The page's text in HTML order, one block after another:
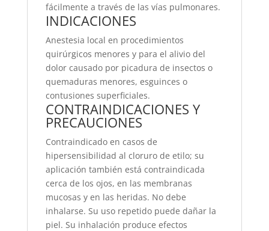
fácilmente a través de las vías pulmonares.
INDICACIONES
Anestesia local en procedimientos
quirúrgicos menores y para el alivio del
dolor causado por picadura de insectos o
quemaduras menores, esguinces o
contusiones superficiales.
CONTRAINDICACIONES Y
PRECAUCIONES
Contraindicado en casos de
hipersensibilidad al cloruro de etilo; su
aplicación también está contraindicada
cerca de los ojos, en las membranas
mucosas y en las heridas. No debe
inhalarse. Su uso repetido puede dañar la
piel. Su inhalación produce efectos